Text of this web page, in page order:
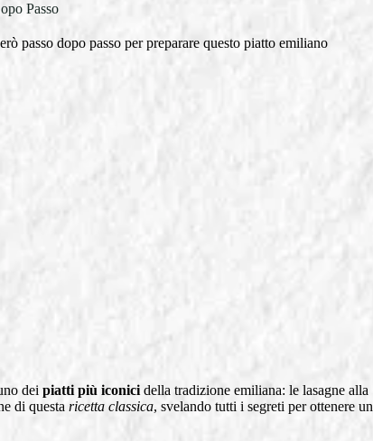
Passo
passo dopo passo per preparare questo piatto emiliano
dei piatti più iconici della tradizione emiliana: le lasagne alla
di questa ricetta classica, svelando tutti i segreti per ottenere un